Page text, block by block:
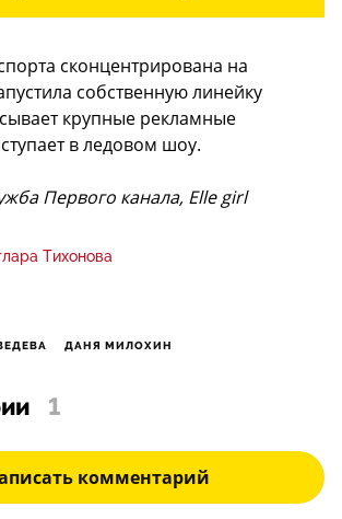
сконцентрирована на
собственную линейку
крупные рекламные
в ледовом шоу.
Первого канала, Elle girl
Тихонова
ДАНЯ МИЛОХИН
1
комментарий